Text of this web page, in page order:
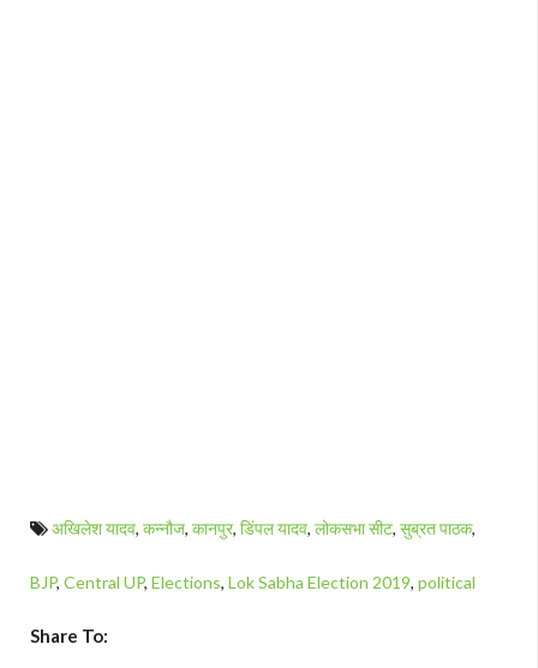
अखिलेश यादव, कन्नौज, कानपुर, डिंपल यादव, लोकसभा सीट, सुब्रत पाठक,
BJP, Central UP, Elections, Lok Sabha Election 2019, political
Share To: